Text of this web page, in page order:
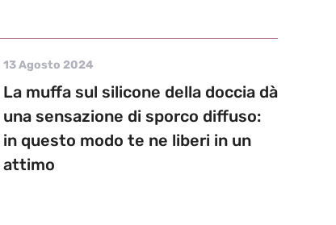
13 Agosto 2024
La muffa sul silicone della doccia dà
una sensazione di sporco diffuso:
in questo modo te ne liberi in un
attimo